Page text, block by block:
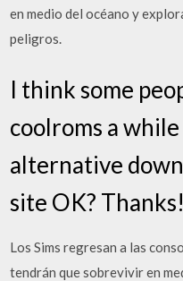
en medio del océano y
peligros.
I think some
coolroms a
alternative
site OK? Thanks!
Los Sims regresan a las
tendrán que sobrevivir en